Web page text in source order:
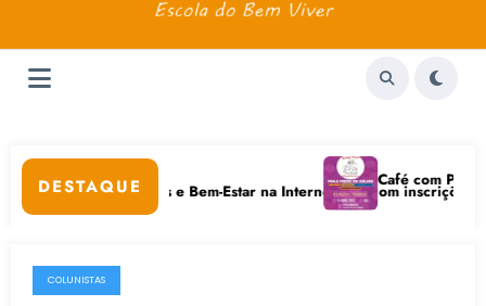
DESTAQUE
Cuidados Digitais e Bem-Estar na Internet está com inscrições abertas
Café com Paulo
26.05.2015
COLUNISTAS